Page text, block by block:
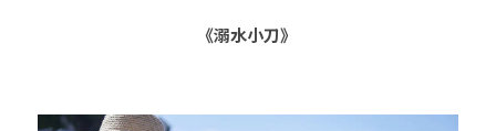
《溺水小刀》